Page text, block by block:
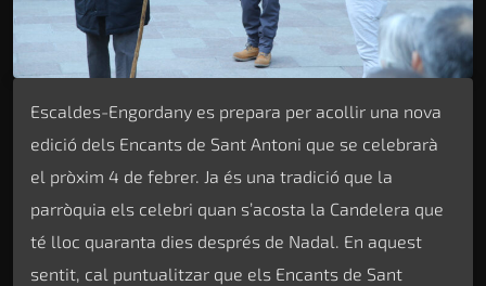
Escaldes-Engordany es prepara per acollir una nova
edició dels Encants de Sant Antoni que se celebrarà
el pròxim 4 de febrer. Ja és una tradició que la
parròquia els celebri quan s’acosta la Candelera que
té lloc quaranta dies després de Nadal. En aquest
sentit, cal puntualitzar que els Encants de Sant